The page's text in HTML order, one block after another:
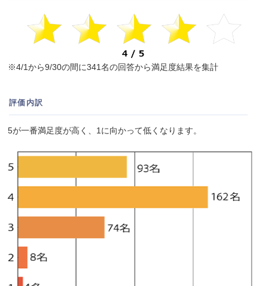
※4/1から9/30の間に341名の回答から満足度結果を集計
評価内訳
5が一番満足度が高く、1に向かって低くなります。